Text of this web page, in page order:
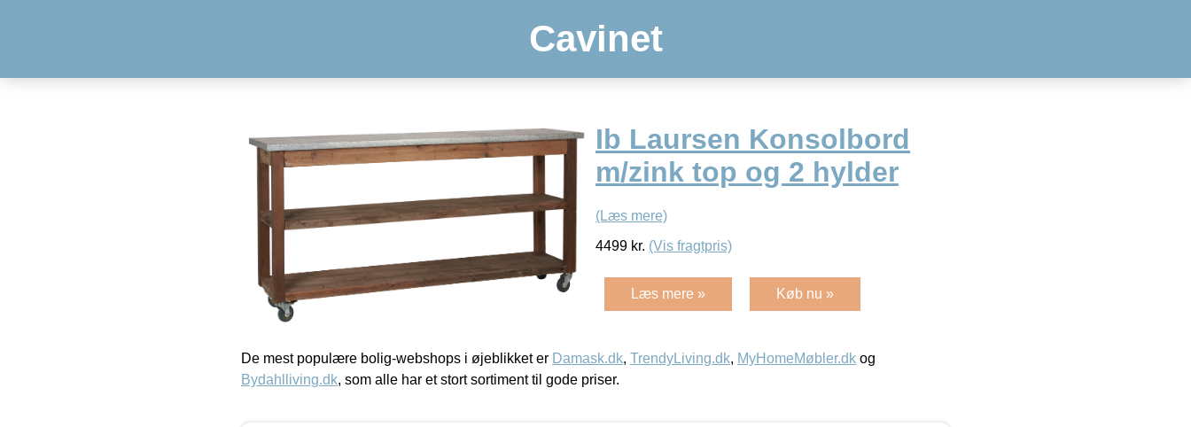
Cavinet
Ib Laursen Konsolbord
m/zink top og 2 hylder
(Læs mere)
4499 kr. (Vis fragtpris)
Læs mere » Køb nu »
De mest populære bolig-webshops i øjeblikket er Damask.dk, TrendyLiving.dk, MyHomeMøbler.dk og
Bydahlliving.dk, som alle har et stort sortiment til gode priser.